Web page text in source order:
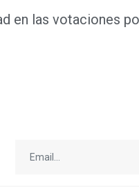
en las votaciones